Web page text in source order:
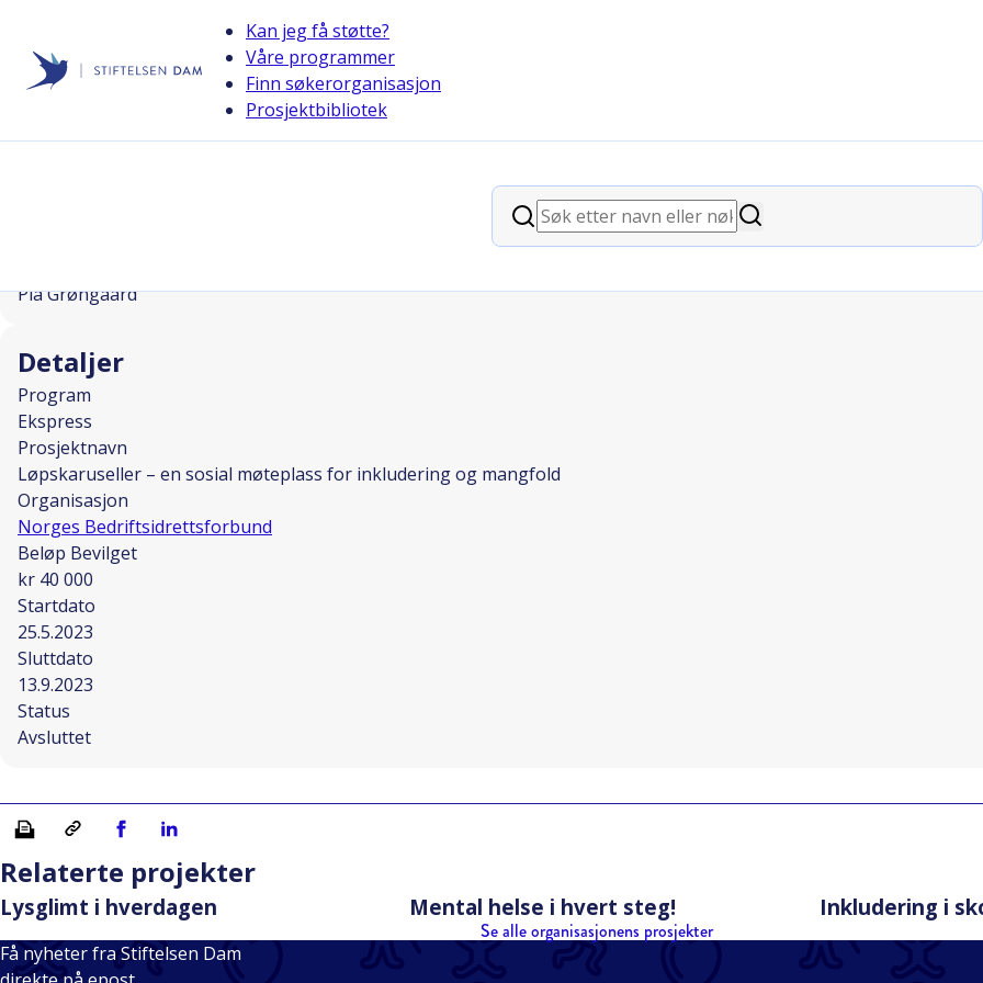
Kan jeg få støtte?
Våre programmer
Finn søkerorganisasjon
Prosjektbibliotek
Søk
Søk
Pia Grøngaard
Detaljer
Program
Ekspress
Prosjektnavn
Løpskaruseller – en sosial møteplass for inkludering og mangfold
Organisasjon
Norges Bedriftsidrettsforbund
Beløp Bevilget
kr 40 000
Startdato
25.5.2023
Sluttdato
13.9.2023
Status
Avsluttet
Skriv ut Kopiera länkDel på Facebook
Del på Linkedin
Relaterte projekter
Lysglimt i hverdagen Mental helse i hvert steg! Inkludering i
Se alle organisasjonens prosjekter
Få nyheter fra Stiftelsen Dam